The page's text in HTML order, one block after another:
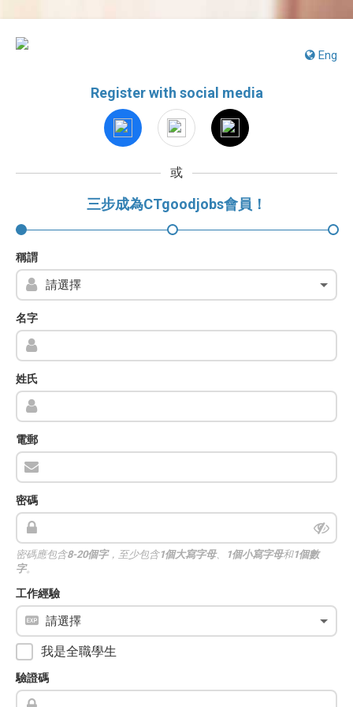
Eng
Register with social media
或
三步成為CTgoodjobs會員！
稱謂
名字
姓氏
電郵
密碼
密碼應包含8-20個字，至少包含1個大寫字母、 1個小寫字母和1個數
字。
工作經驗
我是全職學生
驗證碼